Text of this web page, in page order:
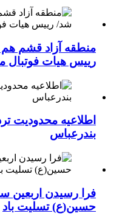
منطقه آزاد قشم هم
رییس هیات فوتبال
اطلاعیه محدودیت
بندرعباس
فرا رسیدن اربعین
حسین(ع) تسلیت باد